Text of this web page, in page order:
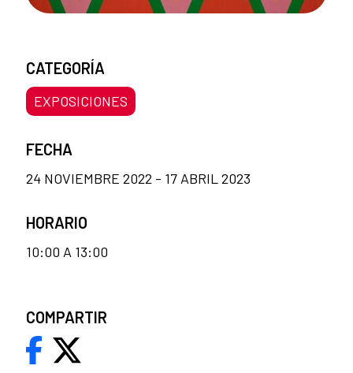
CATEGORÍA
EXPOSICIONES
FECHA
24 NOVIEMBRE 2022 - 17 ABRIL 2023
HORARIO
10:00 A 13:00
COMPARTIR